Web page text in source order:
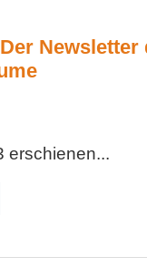
erschienen...